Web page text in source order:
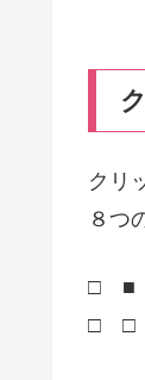
クリ
８つ
□
□